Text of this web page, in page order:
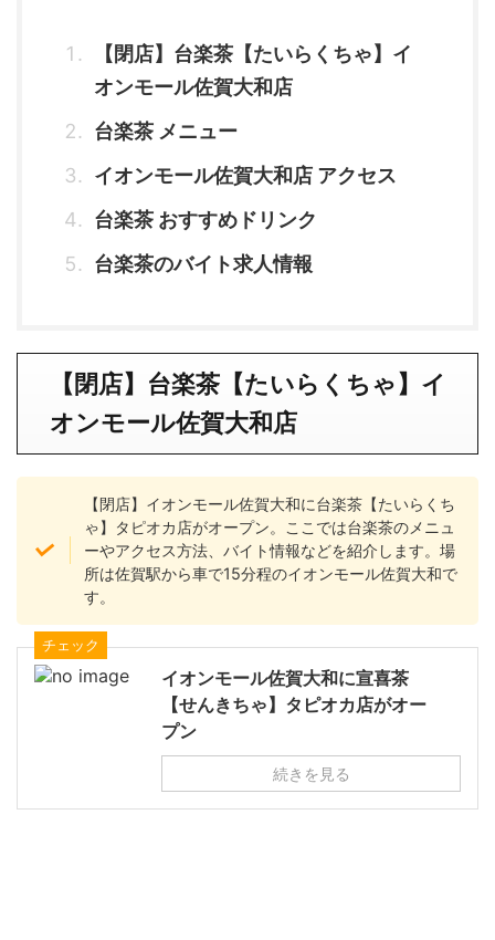
【閉店】台楽茶【たいらくちゃ】イ
オンモール佐賀大和店
台楽茶 メニュー
イオンモール佐賀大和店 アクセス
台楽茶 おすすめドリンク
台楽茶のバイト求人情報
【閉店】台楽茶【たいらくちゃ】イ
オンモール佐賀大和店
【閉店】イオンモール佐賀大和に台楽茶【たいらくち
ゃ】タピオカ店がオープン。ここでは台楽茶のメニュ
ーやアクセス方法、バイト情報などを紹介します。場
所は佐賀駅から車で15分程のイオンモール佐賀大和で
す。
チェック
イオンモール佐賀大和に宣喜茶
【せんきちゃ】タピオカ店がオー
プン
続きを見る